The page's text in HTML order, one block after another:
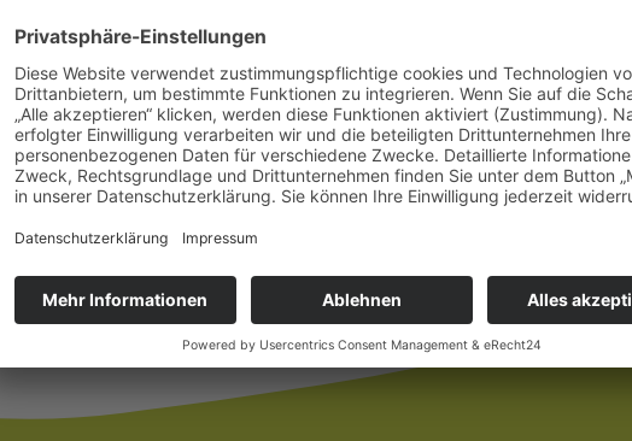
Telefon:
Mobil:
0151 57557364
E-Mail:
efoeb-charlotte-
pfeffer01S07@tandembtl.de
weitere Informationen